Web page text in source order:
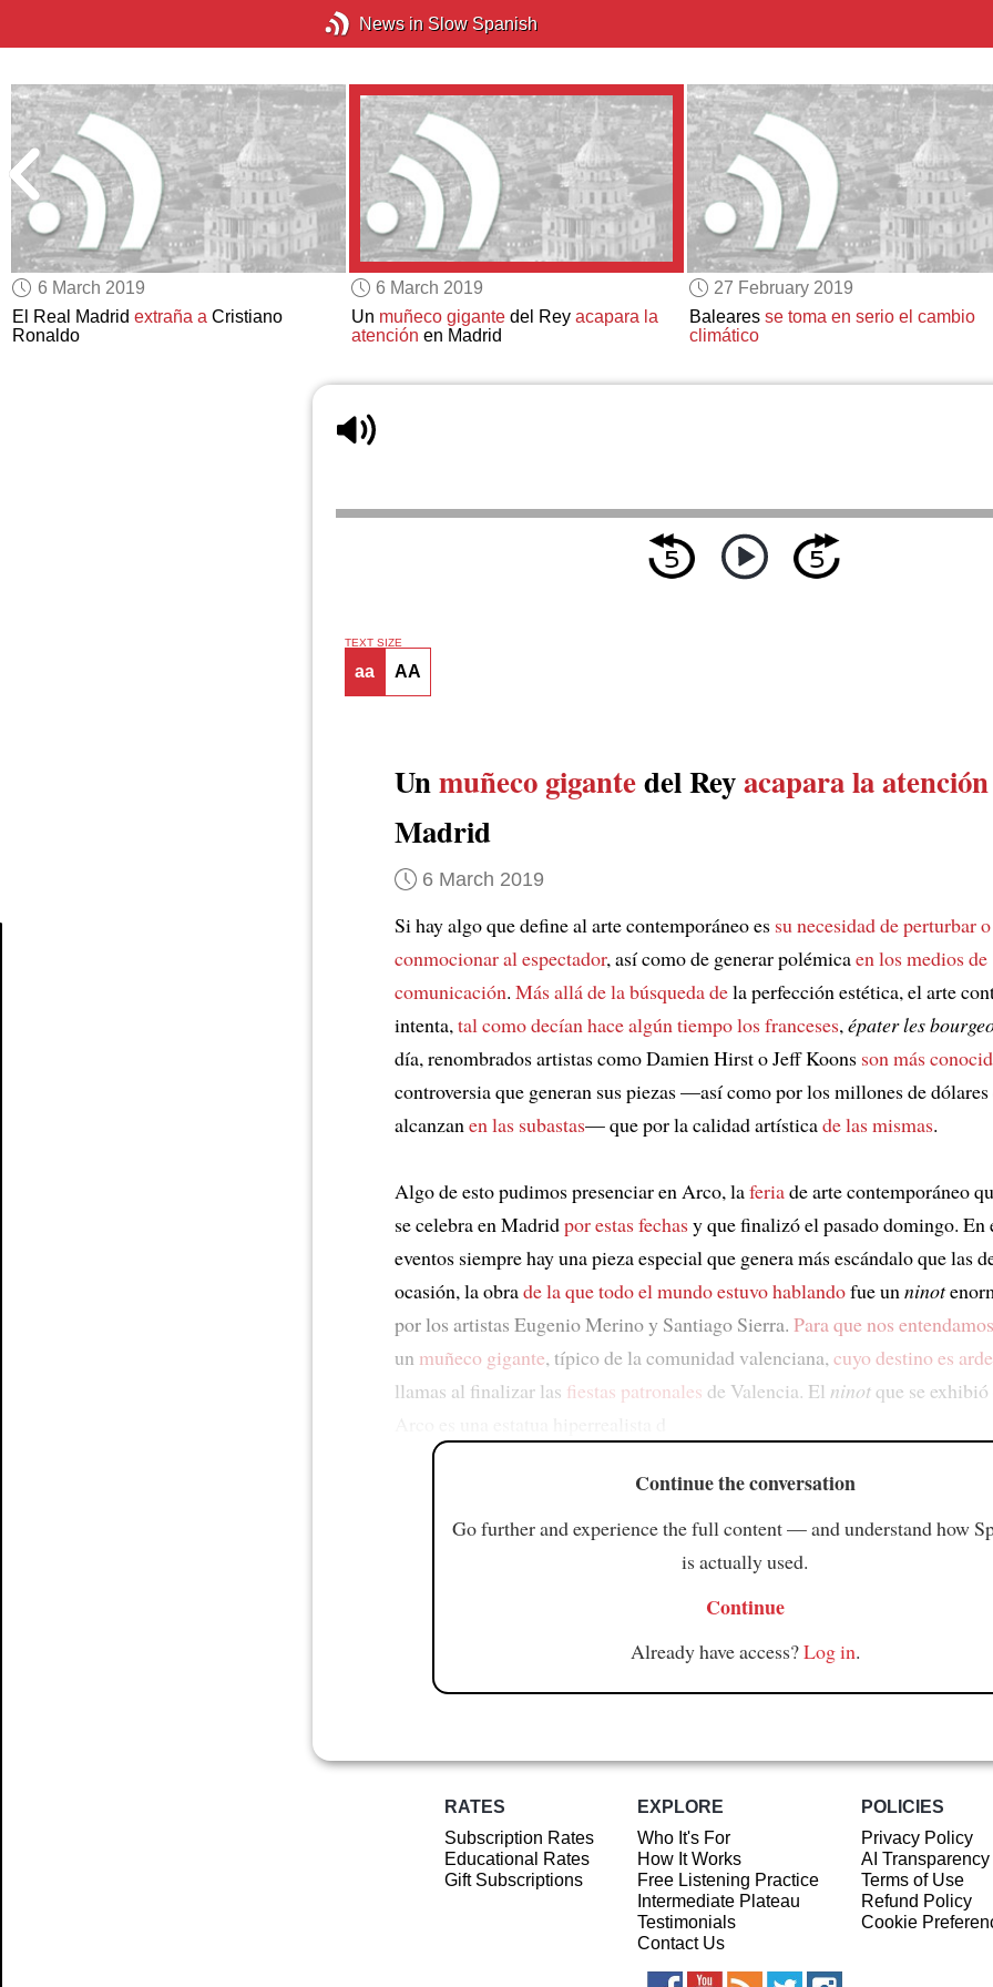
News in Slow Spanish
6 March 2019
El Real Madridextraña a Cristiano
Ronaldo
6 March 2019
Un muñeco gigantedel Rey acapara la
atención en Madrid
27 February 2019
Baleares se toma en serio el cambio
climático
TEXT SIZE
aa AA
Unmuñeco gigantedel Reyacapara la atención
Madrid
6 March 2019
Si hay algo que define al arte contemporáneo es su necesidad de perturbar o
conmocionar al espectador, así como de generar polémicaen los medios de
comunicación. Más allá de la búsqueda dela perfección estética, el arte
intenta, tal como decían hace algún tiempo los franceses, épater les
día, renombrados artistas como Damien Hirst o Jeff Koons son más
controversia que generan sus piezas —así como por los millones de dólares
alcanzan en las subastas— que por la calidad artísticade las mismas.
Algo de esto pudimos presenciar en Arco, laferiade arte contemporáneo
se celebra en Madridpor estas fechasy que finalizó el pasado domingo. En
eventos siempre hay una pieza especial que genera más escándalo que las
ocasión, la obrade la que todo el mundo estuvo hablandofue un ninot
por los artistas Eugenio Merino y Santiago Sierra. Para que nos entendamos
un muñeco gigante, típico de la comunidad valenciana, cuyo destino es
llamas al finalizar las fiestas patronales de Valencia. El ninotque se
Continue the conversation
Go further and experience the full content — and understand how
is actually used.
Continue
Already have access?Log in.
RATES
Subscription Rates
Educational Rates
Gift Subscriptions
EXPLORE
Who It's For
How It Works
Free Listening Practice
Intermediate Plateau
Testimonials
Contact Us
POLICIES
Privacy Policy
AI
Terms of Use
Refund Policy
Cookie